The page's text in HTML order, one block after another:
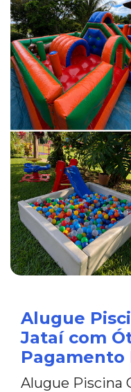
Alugue
Jataí com
Pagamento
Alugue Piscina